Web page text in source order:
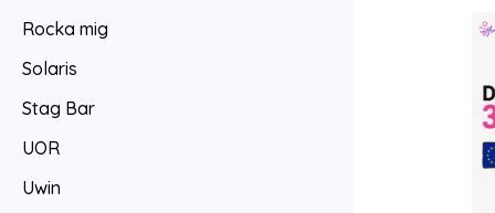
Rocka mig
Solaris
Stag Bar
UOR
Uwin